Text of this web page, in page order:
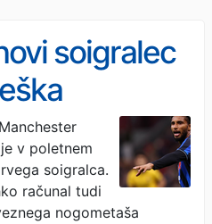
soigralec
v poletnem
soigralca.
računal tudi
nogometaša